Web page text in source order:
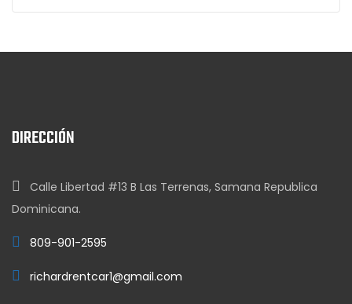
DIRECCIÓN
Calle Libertad #13 B Las Terrenas, Samana Republica
Dominicana.
809-901-2595
richardrentcar1@gmail.com